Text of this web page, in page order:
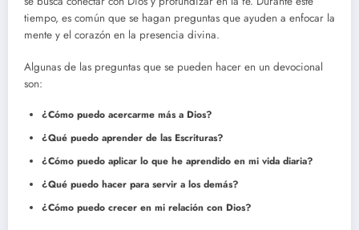
tiempo, es común que se hagan preguntas que ayuden a enfocar la
mente y el corazón en la presencia divina.
Algunas de las preguntas que se pueden hacer en un devocional
son:
¿Cómo puedo acercarme más a Dios?
¿Qué puedo aprender de las Escrituras?
¿Cómo puedo aplicar lo que he aprendido en mi vida diaria?
¿Qué puedo hacer para servir a los demás?
¿Cómo puedo crecer en mi relación con Dios?